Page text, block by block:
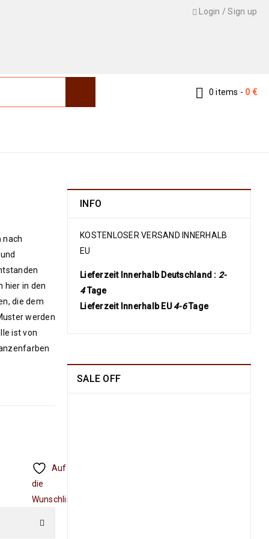
Login /Sign up
0 items - 0€
nach
hier in den
die dem
werden
ist von
Auf
die
Wunschliste
INFO
KOSTENLOSER VERSAND INNERHALB
EU
Lieferzeit Innerhalb Deutschland : 2-
4Tage
Lieferzeit Innerhalb EU4-6Tage
SALE OFF